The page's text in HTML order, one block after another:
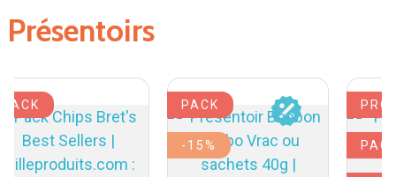
Présentoirs
PACK PACK
-15%